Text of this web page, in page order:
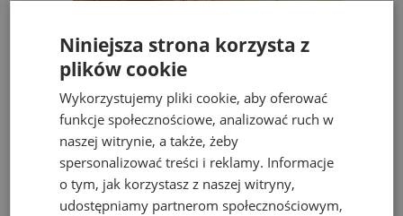
Niniejsza strona korzysta z
plików cookie
Wykorzystujemy pliki cookie, aby oferować
funkcje społecznościowe, analizować ruch w
naszej witrynie, a także, żeby
spersonalizować treści i reklamy. Informacje
o tym, jak korzystasz z naszej witryny,
udostępniamy partnerom społecznościowym,